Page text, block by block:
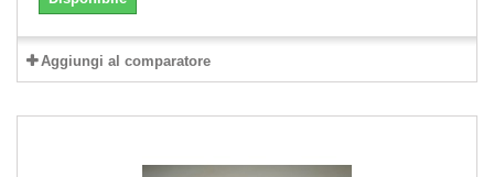
Aggiungi al comparatore